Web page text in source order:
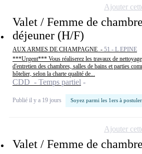
Valet / Femme de
déjeuner (H/F)
AUX ARMES DE CHAMPAGNE - 51 - L EPINE
***Urgent*** Vous réaliserez les travaux de
d'entretien des chambres, salles de bains et parties
hôtelier, selon la charte qualité de...
CDD - Temps partiel
Publié il y a 19 jours Soyez parmi les 1ers à postuler
Ajouter
Valet / Femme de
Ajouter